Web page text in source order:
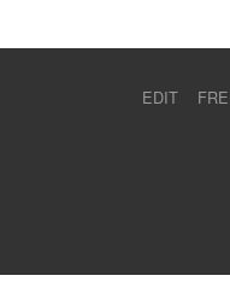
EDIT